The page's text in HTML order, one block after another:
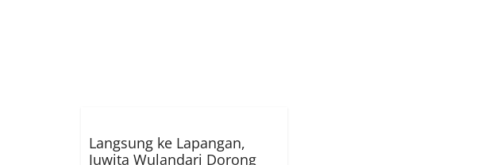
Langsung ke Lapangan,
Juwita Wulandari Dorong